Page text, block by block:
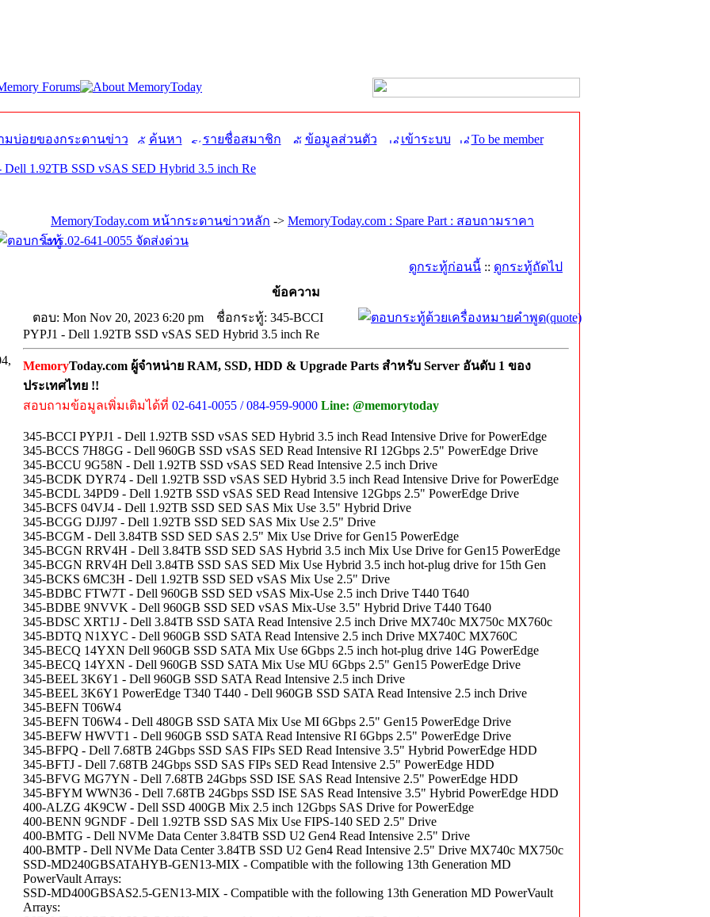
มบ่อยของกระดานข่าว ค้นหา รายชื่อสมาชิก ข้อมูลส่วนตัว เข้าระบบ To be member
Dell 1.92TB SSD vSAS SED Hybrid 3.5 inch Re
MemoryToday.com หน้ากระดานข่าวหลัก -> MemoryToday.com : Spare Part : สอบถามราคา
โทร.02-641-0055 จัดส่งด่วน
ดูกระทู้ก่อนนี้ :: ดูกระทู้ถัดไป
ข้อความ
ตอบ: Mon Nov 20, 2023 6:20 pm
ชื่อกระทู้: 345-BCCI
PYPJ1 - Dell 1.92TB SSD vSAS SED Hybrid 3.5 inch Re
MemoryToday.com ผู้จำหน่าย RAM, SSD, HDD & Upgrade Parts สำหรับ Server อันดับ 1 ของ
ประเทศไทย !!
สอบถามข้อมูลเพิ่มเติมได้ที่ 02-641-0055 / 084-959-9000 Line: @memorytoday
345-BCCI PYPJ1 - Dell 1.92TB SSD vSAS SED Hybrid 3.5 inch Read Intensive Drive for PowerEdge
345-BCCS 7H8GG - Dell 960GB SSD vSAS SED Read Intensive RI 12Gbps 2.5" PowerEdge Drive
345-BCCU 9G58N - Dell 1.92TB SSD vSAS SED Read Intensive 2.5 inch Drive
345-BCDK DYR74 - Dell 1.92TB SSD vSAS SED Hybrid 3.5 inch Read Intensive Drive for PowerEdge
345-BCDL 34PD9 - Dell 1.92TB SSD vSAS SED Read Intensive 12Gbps 2.5" PowerEdge Drive
345-BCFS 04VJ4 - Dell 1.92TB SSD SED SAS Mix Use 3.5" Hybrid Drive
345-BCGG DJJ97 - Dell 1.92TB SSD SED SAS Mix Use 2.5" Drive
345-BCGM - Dell 3.84TB SSD SED SAS 2.5" Mix Use Drive for Gen15 PowerEdge
345-BCGN RRV4H - Dell 3.84TB SSD SED SAS Hybrid 3.5 inch Mix Use Drive for Gen15 PowerEdge
345-BCGN RRV4H Dell 3.84TB SSD SAS SED Mix Use Hybrid 3.5 inch hot-plug drive for 15th Gen
345-BCKS 6MC3H - Dell 1.92TB SSD SED vSAS Mix Use 2.5" Drive
345-BDBC FTW7T - Dell 960GB SSD SED vSAS Mix-Use 2.5 inch Drive T440 T640
345-BDBE 9NVVK - Dell 960GB SSD SED vSAS Mix-Use 3.5" Hybrid Drive T440 T640
345-BDSC XRT1J - Dell 3.84TB SSD SATA Read Intensive 2.5 inch Drive MX740c MX750c MX760c
345-BDTQ N1XYC - Dell 960GB SSD SATA Read Intensive 2.5 inch Drive MX740C MX760C
345-BECQ 14YXN Dell 960GB SSD SATA Mix Use 6Gbps 2.5 inch hot-plug drive 14G PowerEdge
345-BECQ 14YXN - Dell 960GB SSD SATA Mix Use MU 6Gbps 2.5" Gen15 PowerEdge Drive
345-BEEL 3K6Y1 - Dell 960GB SSD SATA Read Intensive 2.5 inch Drive
345-BEEL 3K6Y1 PowerEdge T340 T440 - Dell 960GB SSD SATA Read Intensive 2.5 inch Drive
345-BEFN T06W4
345-BEFN T06W4 - Dell 480GB SSD SATA Mix Use MI 6Gbps 2.5" Gen15 PowerEdge Drive
345-BEFW HWVT1 - Dell 960GB SSD SATA Read Intensive RI 6Gbps 2.5" PowerEdge Drive
345-BFPQ - Dell 7.68TB 24Gbps SSD SAS FIPs SED Read Intensive 3.5" Hybrid PowerEdge HDD
345-BFTJ - Dell 7.68TB 24Gbps SSD SAS FIPs SED Read Intensive 2.5" PowerEdge HDD
345-BFVG MG7YN - Dell 7.68TB 24Gbps SSD ISE SAS Read Intensive 2.5" PowerEdge HDD
345-BFYM WWN36 - Dell 7.68TB 24Gbps SSD ISE SAS Read Intensive 3.5" Hybrid PowerEdge HDD
400-ALZG 4K9CW - Dell SSD 400GB Mix 2.5 inch 12Gbps SAS Drive for PowerEdge
400-BENN 9GNDF - Dell 1.92TB SSD SAS Mix Use FIPS-140 SED 2.5" Drive
400-BMTG - Dell NVMe Data Center 3.84TB SSD U2 Gen4 Read Intensive 2.5" Drive
400-BMTP - Dell NVMe Data Center 3.84TB SSD U2 Gen4 Read Intensive 2.5" Drive MX740c MX750c
SSD-MD240GBSATAHYB-GEN13-MIX - Compatible with the following 13th Generation MD
PowerVault Arrays:
SSD-MD400GBSAS2.5-GEN13-MIX - Compatible with the following 13th Generation MD PowerVault
Arrays: